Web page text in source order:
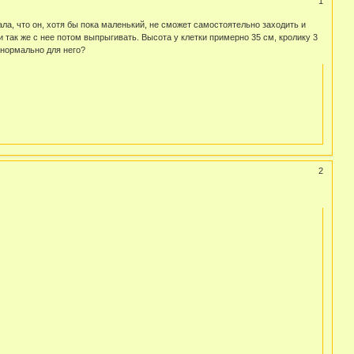
что он, хотя бы пока маленький, не сможет самостоятельно заходить и
же с нее потом выпрыгивать. Высота у клетки примерно 35 см, кролику 3
для него?
2